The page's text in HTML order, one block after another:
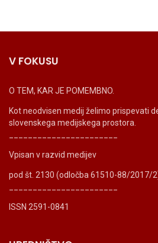
V FOKUSU
O TEM, KAR JE POMEMBNO.
Kot neodvisen medij želimo prispevati
slovenskega medijskega prostora.
Vpisan v razvid medijev
pod št. 2130 (odločba 61510-88/2017/
ISSN 2591-0841